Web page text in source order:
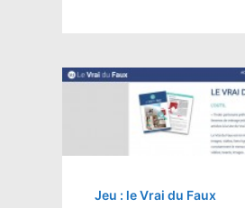
Jeu : le Vrai du Faux